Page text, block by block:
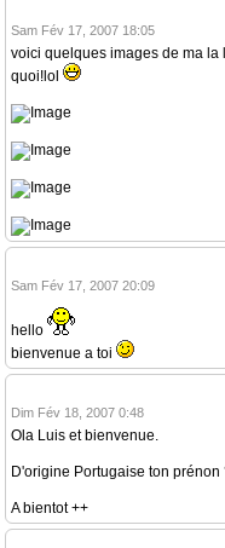
Sam Fév 17, 2007 18:05
voici quelques images de ma la
quoi!lol
Sam Fév 17, 2007 20:09
hello
bienvenue a toi
Dim Fév 18, 2007 0:48
Ola Luis et bienvenue.
D'origine Portugaise ton prénon
A bientot ++